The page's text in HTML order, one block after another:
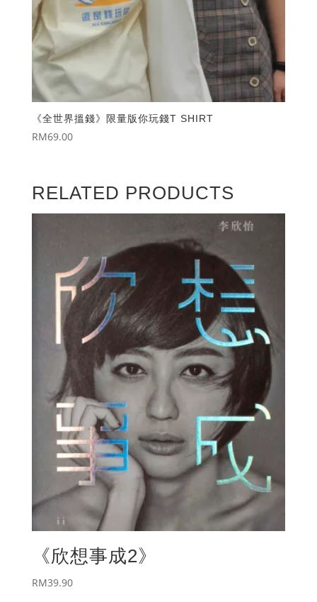
《全世界搵錢》限量版你玩錢T SHIRT
RM69.00
RELATED PRODUCTS
《欣想事成2》
RM39.90